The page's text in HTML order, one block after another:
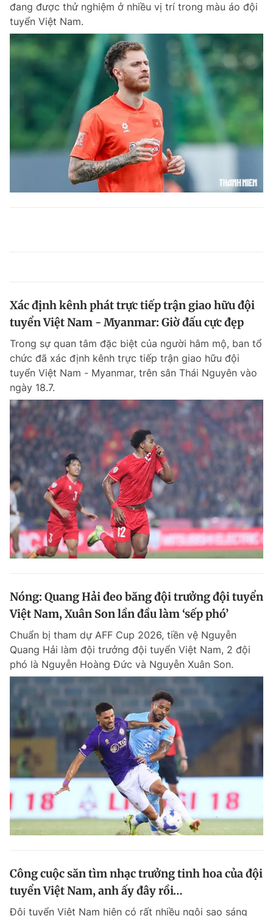
đang được thử nghiệm ở nhiều vị trí trong màu áo đội
tuyển Việt Nam.
Xác định kênh phát trực tiếp trận giao hữu đội
tuyển Việt Nam - Myanmar: Giờ đấu cực đẹp
Trong sự quan tâm đặc biệt của người hâm mộ, ban tổ
chức đã xác định kênh trực tiếp trận giao hữu đội
tuyển Việt Nam - Myanmar, trên sân Thái Nguyên vào
ngày 18.7.
Nóng: Quang Hải đeo băng đội trưởng đội tuyển
Việt Nam, Xuân Son lần đầu làm ‘sếp phó’
Chuẩn bị tham dự AFF Cup 2026, tiền vệ Nguyễn
Quang Hải làm đội trưởng đội tuyển Việt Nam, 2 đội
phó là Nguyễn Hoàng Đức và Nguyễn Xuân Son.
Công cuộc săn tìm nhạc trưởng tinh hoa của đội
tuyển Việt Nam, anh ấy đây rồi…
Đội tuyển Việt Nam hiện có rất nhiều ngôi sao sáng